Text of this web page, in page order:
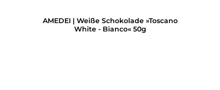
AMEDEI | Weiße Schokolade »Toscano
White - Bianco« 50g